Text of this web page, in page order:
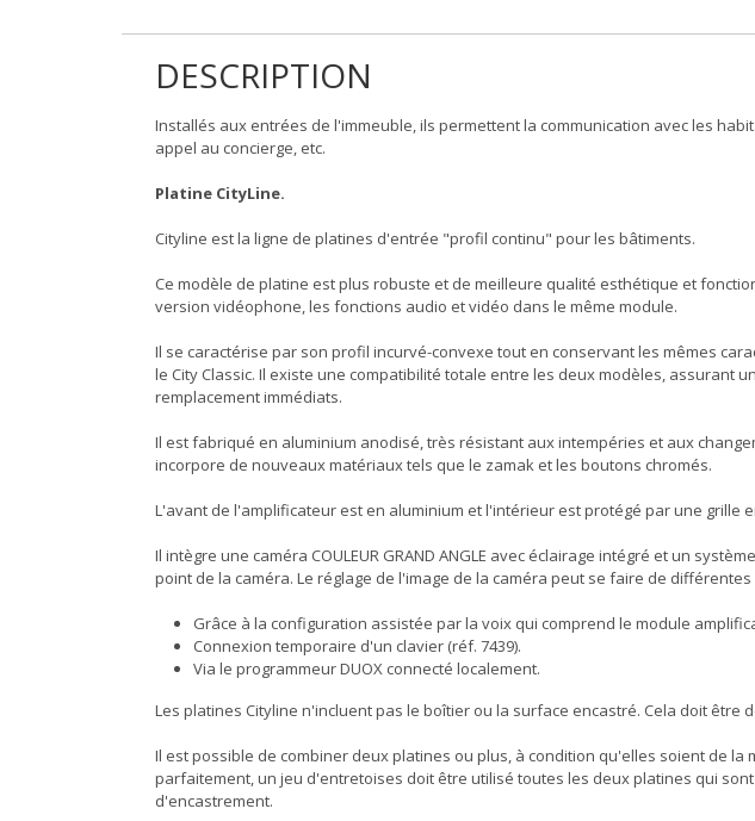
DESCRIPTION
Installés aux entrées de l'immeuble, ils permettent la communication avec les
appel au concierge, etc.
Platine CityLine.
Cityline est la ligne de platines d'entrée "profil continu" pour les bâtiments.
Ce modèle de platine est plus robuste et de meilleure qualité esthétique et
version vidéophone, les fonctions audio et vidéo dans le même module.
Il se caractérise par son profil incurvé-convexe tout en conservant les mêmes
le City Classic. Il existe une compatibilité totale entre les deux modèles, assurant
remplacement immédiats.
Il est fabriqué en aluminium anodisé, très résistant aux intempéries et aux
incorpore de nouveaux matériaux tels que le zamak et les boutons chromés.
L'avant de l'amplificateur est en aluminium et l'intérieur est protégé par une grille
Il intègre une caméra COULEUR GRAND ANGLE avec éclairage intégré et un
point de la caméra. Le réglage de l'image de la caméra peut se faire de
Grâce à la configuration assistée par la voix qui comprend le module
Connexion temporaire d'un clavier (réf. 7439).
Via le programmeur DUOX connecté localement.
Les platines Cityline n'incluent pas le boîtier ou la surface encastré. Cela doit être
Il est possible de combiner deux platines ou plus, à condition qu'elles soient de la
parfaitement, un jeu d'entretoises doit être utilisé toutes les deux platines qui
d'encastrement.